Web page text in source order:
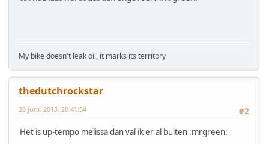
My bike doesn't leak oil, it marks its territory
thedutchrockstar
#2
28 juni, 2013, 20:41:54
Het is up-tempo melissa dan val ik er al buiten :mrgreen: